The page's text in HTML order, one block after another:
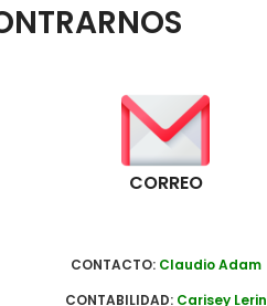
CORREO
CONTACTO: Claudio Adam
CONTABILIDAD: Carisey Lerin